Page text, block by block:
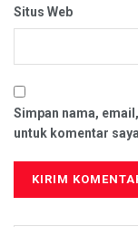
Situs Web
Simpan nama,
untuk komentar